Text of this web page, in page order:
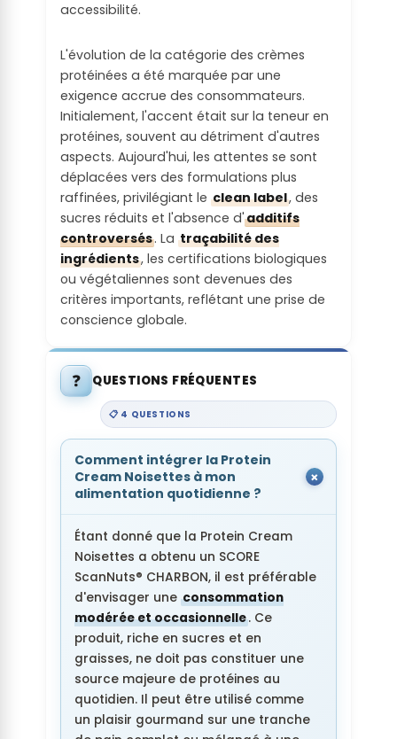
satiété /
Fullness
factor :
De 1 à 2
accessibilité.
L'évolution de la catégorie des crèmes
protéinées a été marquée par une
exigence accrue des consommateurs.
Initialement, l'accent était sur la teneur en
protéines, souvent au détriment d'autres
aspects. Aujourd'hui, les attentes se sont
déplacées vers des formulations plus
raffinées, privilégiant leclean label, des
sucres réduits et l'absence d'additifs
controversés. Latraçabilité des
ingrédients, les certifications biologiques
ou végétaliennes sont devenues des
critères importants, reflétant une prise de
conscience globale.
❓ QUESTIONS FRÉQUENTES
📋 4 QUESTIONS
Comment intégrer la Protein
Cream Noisettes à mon
alimentation quotidienne ?
Étant donné que la Protein Cream
Noisettes a obtenu un SCORE
ScanNuts® CHARBON, il est préférable
d'envisager uneconsommation
modérée et occasionnelle. Ce
produit, riche en sucres et en
graisses, ne doit pas constituer une
source majeure de protéines au
quotidien. Il peut être utilisé comme
un plaisir gourmand sur une tranche